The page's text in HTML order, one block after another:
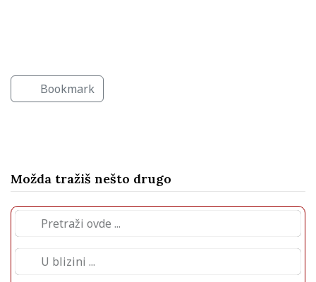
Bookmark
Možda tražiš nešto drugo